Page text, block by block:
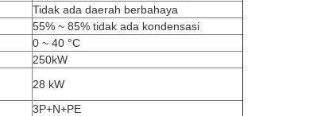
Tidak ada daerah berbahaya
55% ~ 85% tidak ada kondensasi
0 ~ 40 °C
250kW
28 kW
3P+N+PE